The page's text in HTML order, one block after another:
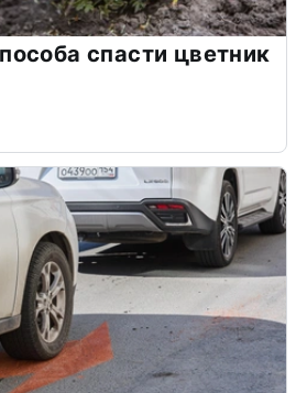
спасти цветник